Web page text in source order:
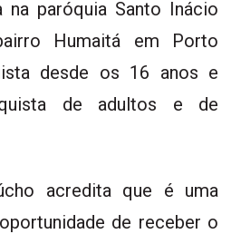
na paróquia Santo Inácio
Humaitá em Porto
desde os 16 anos e
de adultos e de
acredita que é uma
de receber o